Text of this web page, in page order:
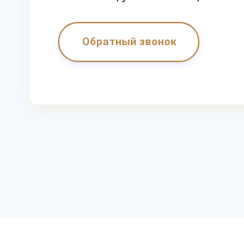
Обратный звонок